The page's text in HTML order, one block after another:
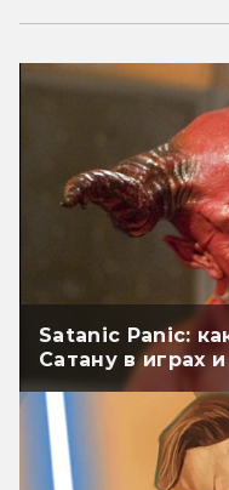
Satanic Panic:
Сатану в играх